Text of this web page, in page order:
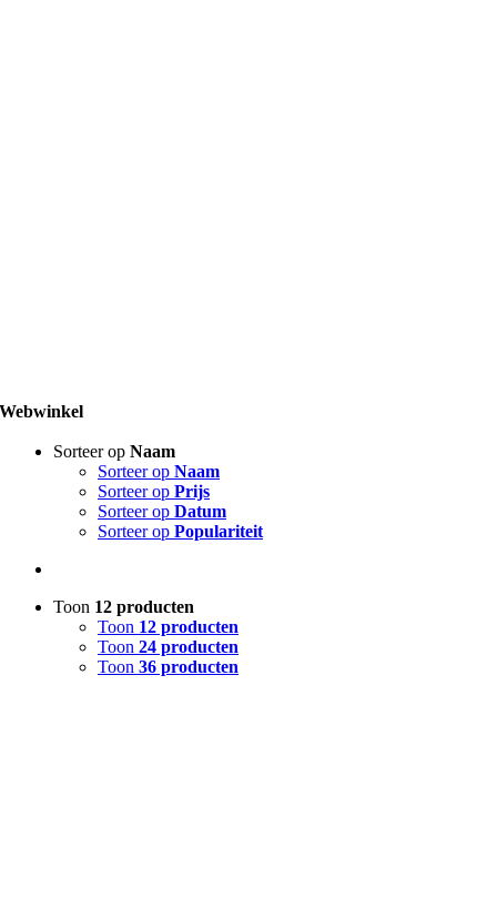
Webwinkel
Sorteer op Naam
Sorteer op Naam
Sorteer op Prijs
Sorteer op Datum
Sorteer op Populariteit
Toon 12 producten
Toon 12 producten
Toon 24 producten
Toon 36 producten